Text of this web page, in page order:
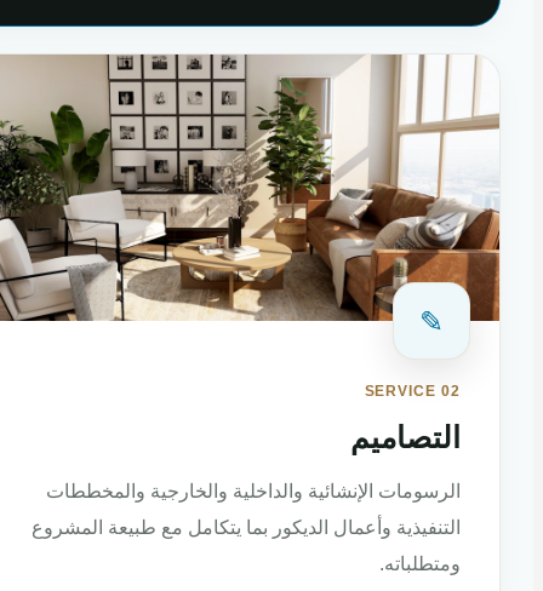
✎
SERVICE 02
التصاميم
الرسومات الإنشائية والداخلية والخارجية والمخططات
التنفيذية وأعمال الديكور بما يتكامل مع طبيعة المشروع
ومتطلباته.